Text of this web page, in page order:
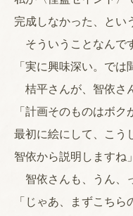
完成しなかった、とい
そういうことなんで
「実に興味深い。では
桔平さんが、智依さ
「計画そのものはボ
最初に絵にして、こう
智依から説明しますね」
智依さんも、うん、
「じゃあ、まずこちら